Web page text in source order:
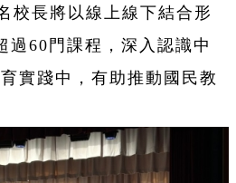
校長將以線上線下結合形
過60門課程，深入認識中
實踐中，有助推動國民教